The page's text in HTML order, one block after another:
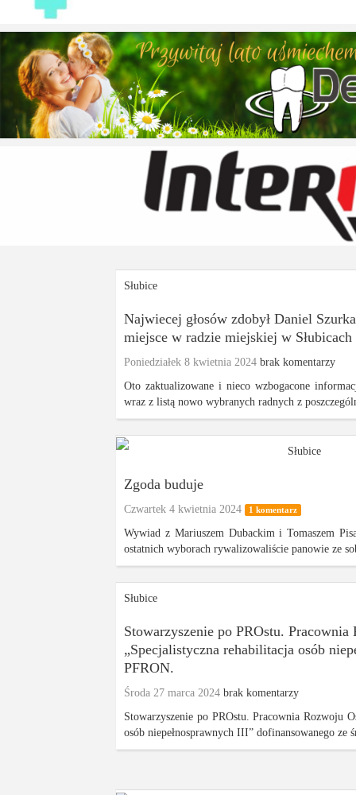
Słubice
Najwiecej głosów zdobył Daniel
miejsce w radzie miejskiej w Słubicach
Poniedziałek 8 kwietnia 2024 brak komentarzy
Oto zaktualizowane i nieco wzbogacone
wraz z listą nowo wybranych radnych z
Słubice
Zgoda buduje
Czwartek 4 kwietnia 2024 1 komentarz
Wywiad z Mariuszem Dubackim i Tomaszem
ostatnich wyborach rywalizowaliście panowie ze
Słubice
Stowarzyszenie po PROstu.
„Specjalistyczna rehabilitacja osób
PFRON.
Środa 27 marca 2024 brak komentarzy
Stowarzyszenie po PROstu. Pracownia Rozwoju
osób niepełnosprawnych III” dofinansowanego ze